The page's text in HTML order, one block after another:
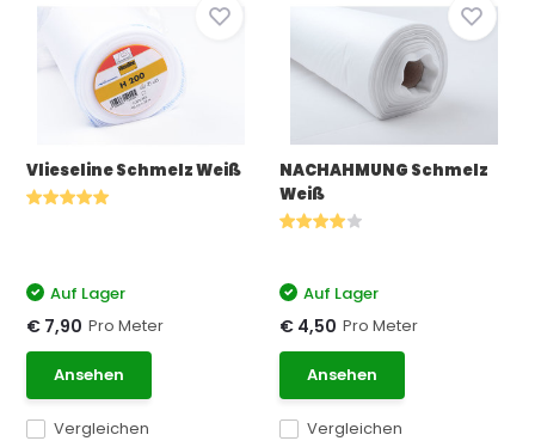
Vlieseline Schmelz Weiß
Vergleichen
Auf Lager
€ 7,90 Pro Meter
Ansehen
NACHAHMUNG Schmelz
Weiß
Vergleichen
Auf Lager
€ 4,50 Pro Meter
Ansehen